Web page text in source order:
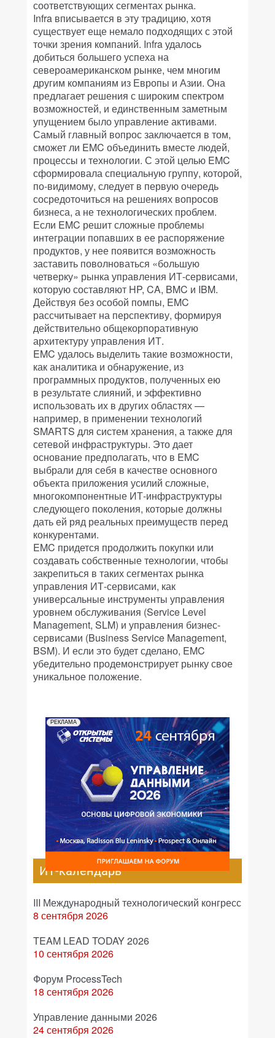
соответствующих сегментах рынка.
Infra вписывается в эту традицию, хотя
существует еще немало подходящих с этой
точки зрения компаний. Infra удалось
добиться большего успеха на
североамериканском рынке, чем многим
другим компаниям из Европы и Азии. Она
предлагает решения с широким спектром
возможностей, и единственным заметным
упущением было управление активами.
Самый главный вопрос заключается в том,
сможет ли EMC объединить вместе людей,
процессы и технологии. С этой целью EMC
сформировала специальную группу, которой,
по-видимому, следует в первую очередь
сосредоточиться на решениях вопросов
бизнеса, а не технологических проблем.
Если EMC решит сложные проблемы
интеграции попавших в ее распоряжение
продуктов, у нее появится возможность
заставить поволноваться «большую
четверку» рынка управления ИТ-сервисами,
которую составляют HP, CA, BMC и IBM.
Действуя без особой помпы, EMC
рассчитывает на перспективу, формируя
действительно общекорпоративную
архитектуру управления ИТ.
EMC удалось выделить такие возможности,
как аналитика и обнаружение, из
программных продуктов, полученных ею
в результате слияний, и эффективно
использовать их в других областях —
например, в применении технологий
SMARTS для систем хранения, а также для
сетевой инфраструктуры. Это дает
основание предполагать, что в EMC
выбрали для себя в качестве основного
объекта приложения усилий сложные,
многокомпонентные ИТ-инфраструктуры
следующего поколения, которые должны
дать ей ряд реальных преимуществ перед
конкурентами.
EMC придется продолжить покупки или
создавать собственные технологии, чтобы
закрепиться в таких сегментах рынка
управления ИТ-сервисами, как
универсальные инструменты управления
уровнем обслуживания (Service Level
Management, SLM) и управления бизнес-
сервисами (Business Service Management,
BSM). И если это будет сделано, EMC
убедительно продемонстрирует рынку свое
уникальное положение.
РЕКЛАМА
ИТ-календарь
III Международный технологический конгресс
8 сентября 2026
TEAM LEAD TODAY 2026
10 сентября 2026
Форум ProcessTech
18 сентября 2026
Управление данными 2026
24 сентября 2026